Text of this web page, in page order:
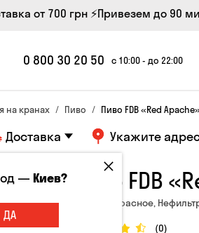
от 700 грн ⚡Привезем до 90
0 800 30 20 50 с 10:00 - до 22:00
на кранах Пиво Пиво FDB «Red Apache»
Доставка Укажите
Пиво FDB
Украина, Красное,
(0)
—Киев?
ДА